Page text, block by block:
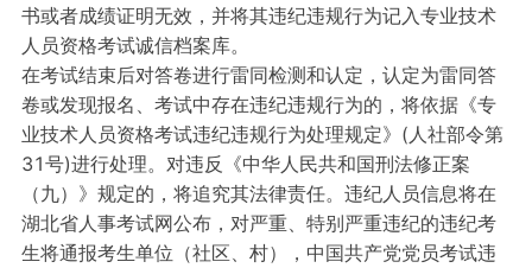
书或者成绩证明无效，并将其违纪违规行为记入专业技术
人员资格考试诚信档案库。
在考试结束后对答卷进行雷同检测和认定，认定为雷同答
卷或发现报名、考试中存在违纪违规行为的，将依据《专
业技术人员资格考试违纪违规行为处理规定》(人社部令第
31号)进行处理。对违反《中华人民共和国刑法修正案
（九）》规定的，将追究其法律责任。违纪人员信息将在
湖北省人事考试网公布，对严重、特别严重违纪的违纪考
生将通报考生单位（社区、村），中国共产党党员考试违